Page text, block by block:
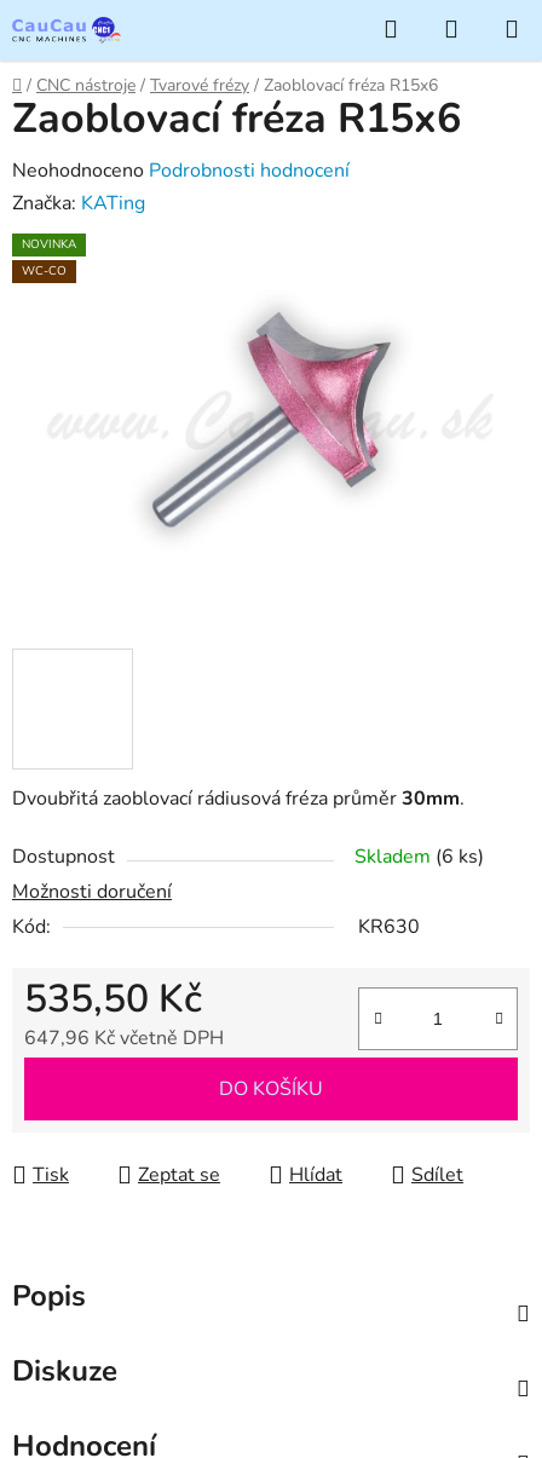
na
obsah
Hledat
KOŠÍK
Domů
/ CNC nástroje / Tvarové frézy / Zaoblovací fréza R15x6
Dvoubřitá zaoblovací rádiusová fréza průměr30mm.
Dostupnost Skladem (6 ks)
Možnosti doručení
Kód:
KR630
535,50 Kč
647,96 Kč včetně DPH
DO KOŠÍKU
Tisk Zeptat se Hlídat Sdílet
Zaoblovací fréza R15x6
Průměrné
hodnocení
produktu
je
Neohodnoceno Podrobnosti hodnocení
Značka: KATing
NOVINKA
WC-CO
Popis
Diskuze
Hodnocení